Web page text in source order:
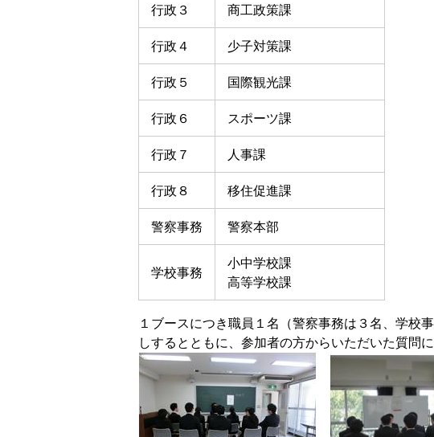
行政３ 商工政策課
行政４ 少子対策課
行政５ 国際観光課
行政６ スポーツ課
行政７ 人事課
行政８ 移住促進課
警察事務 警察本部
学校事務
小中学校課
高等学校課
１ブースにつき職員１名（警察事務は３名、学校
しするとともに、参加者の方からいただいた質問に